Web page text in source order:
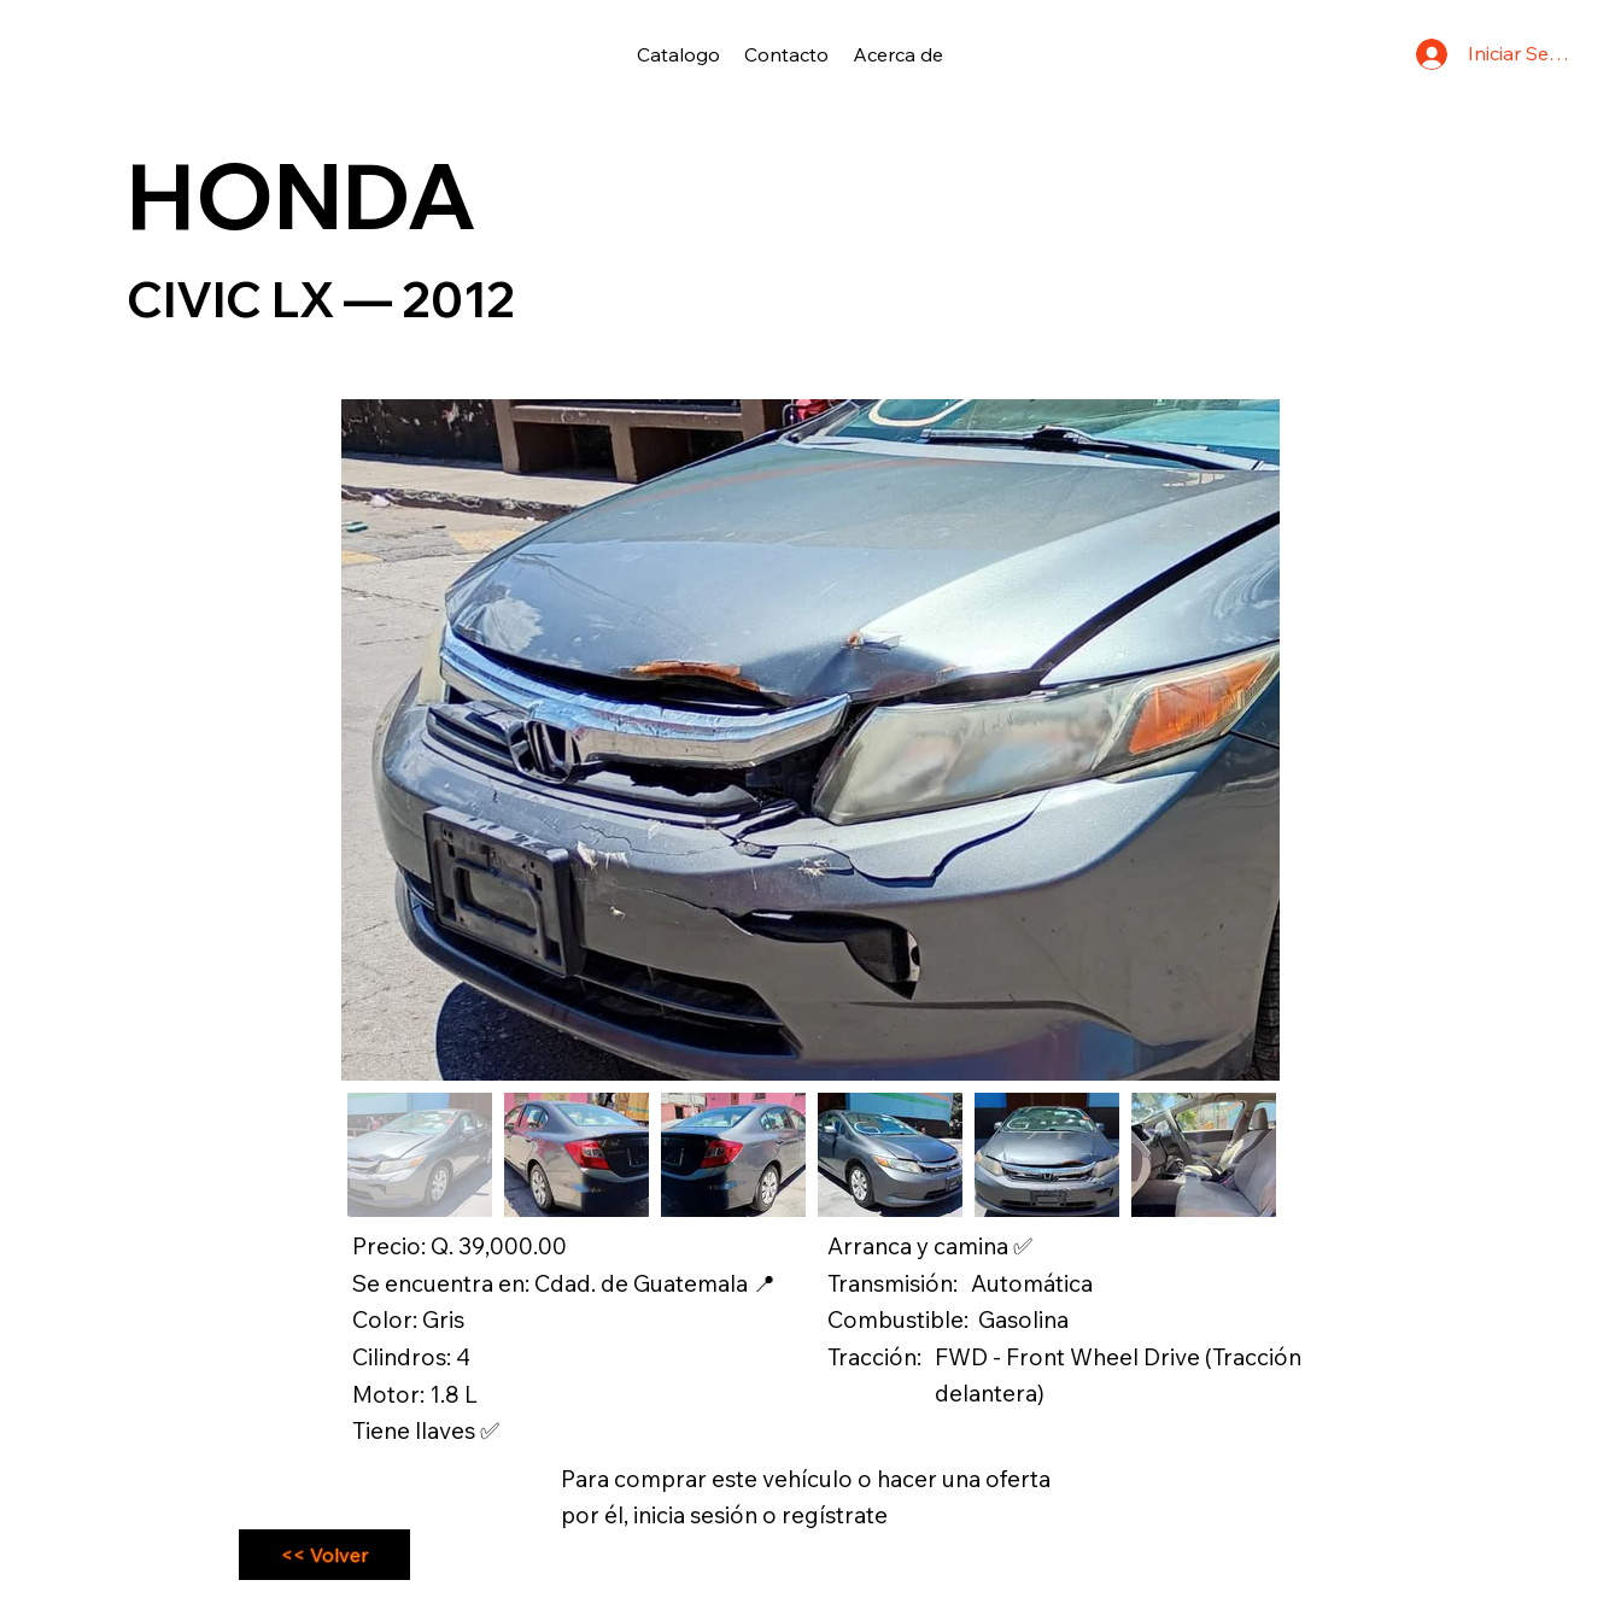
Iniciar Sesión
Catalogo Contacto Acerca de
Color: Gris
Motor: 1.8 L
Transmisión:
Combustible:
Tracción:
Automática
FWD - Front Wheel Drive (Tracción
delantera)
Gasolina
Tiene llaves ✅
Arranca y camina ✅
Precio: Q. 39,000.00
Se encuentra en: Cdad. de Guatemala 📍
Cilindros: 4
<< Volver
Para comprar este vehículo o hacer una oferta
por él, inicia sesión o regístrate
HONDA
CIVIC LX — 2012